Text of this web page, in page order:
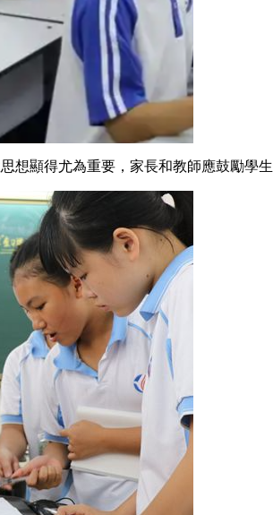
想顯得尤為重要，家長和教師應鼓勵